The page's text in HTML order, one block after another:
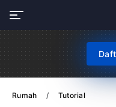
Rumah Tutorial